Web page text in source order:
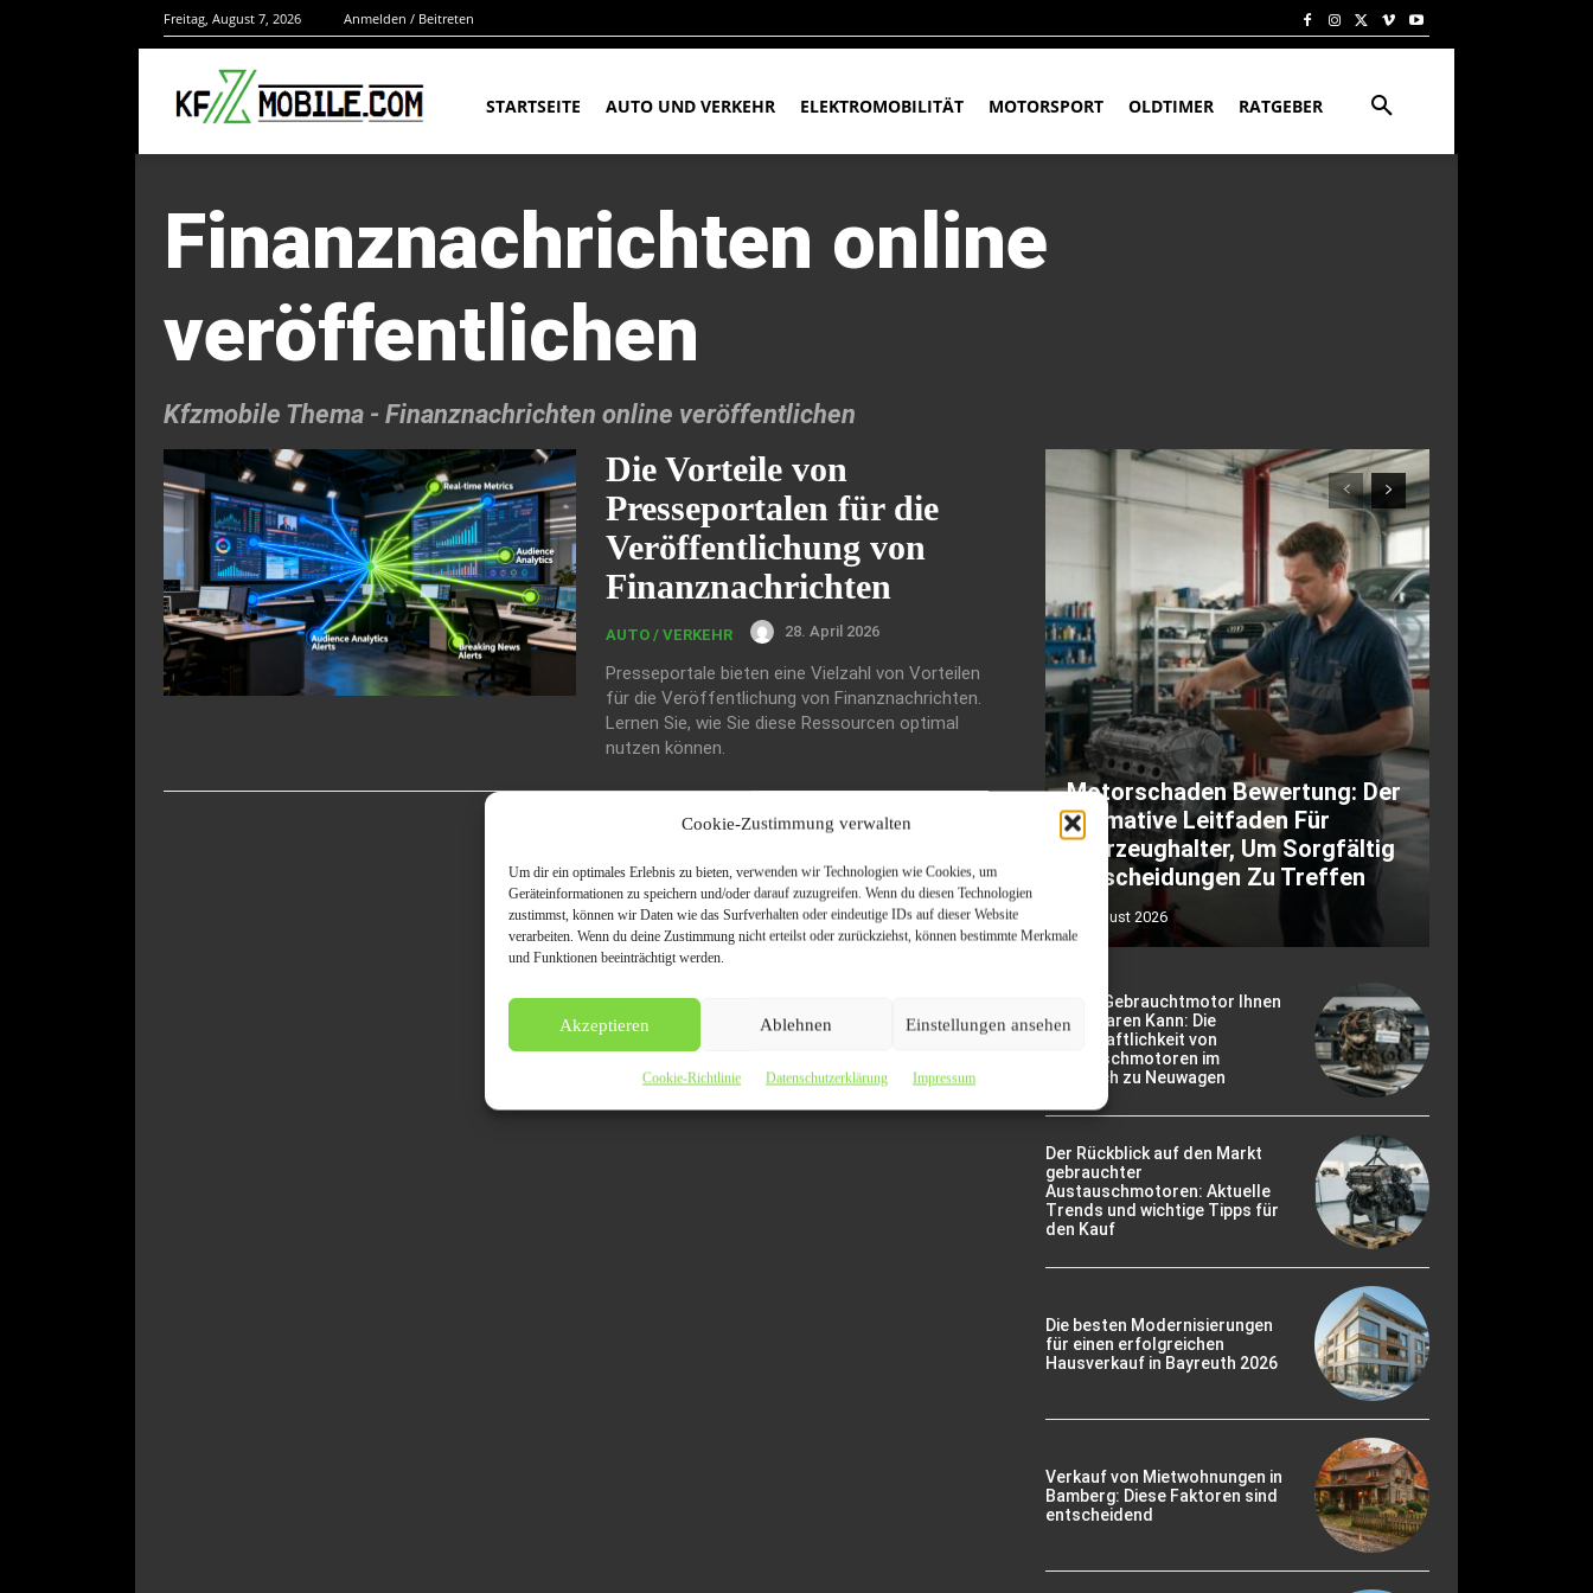
Cookie-Zustimmung verwalten
Um dir ein optimales Erlebnis zu bieten, verwenden wir Technologien wie Cookies, um
Geräteinformationen zu speichern und/oder darauf zuzugreifen. Wenn du diesen Technologien
zustimmst, können wir Daten wie das Surfverhalten oder eindeutige IDs auf dieser Website
verarbeiten. Wenn du deine Zustimmung nicht erteilst oder zurückziehst, können bestimmte Merkmale
und Funktionen beeinträchtigt werden.
Akzeptieren Ablehnen Einstellungen ansehen
Cookie-Richtlinie Datenschutzerklärung Impressum
Freitag, August 7, 2026 Anmelden / Beitreten
STARTSEITE AUTO UND VERKEHR ELEKTROMOBILITÄT MOTORSPORT OLDTIMER RATGEBER
Finanznachrichten online
veröffentlichen
Kfzmobile Thema - Finanznachrichten online veröffentlichen
Die Vorteile von
Presseportalen für die
Veröffentlichung von
Finanznachrichten
AUTO / VERKEHR 28. April 2026
Presseportale bieten eine Vielzahl von Vorteilen
für die Veröffentlichung von Finanznachrichten.
Lernen Sie, wie Sie diese Ressourcen optimal
nutzen können.
Motorschaden Bewertung: Der
Ultimative Leitfaden Für
Fahrzeughalter, Um Sorgfältig
Entscheidungen Zu Treffen
6. August 2026
Wie Ein Gebrauchtmotor Ihnen
Geld Sparen Kann: Die
Wirtschaftlichkeit von
Austauschmotoren im
Vergleich zu Neuwagen
Der Rückblick auf den Markt
gebrauchter
Austauschmotoren: Aktuelle
Trends und wichtige Tipps für
den Kauf
Die besten Modernisierungen
für einen erfolgreichen
Hausverkauf in Bayreuth 2026
Verkauf von Mietwohnungen in
Bamberg: Diese Faktoren sind
entscheidend